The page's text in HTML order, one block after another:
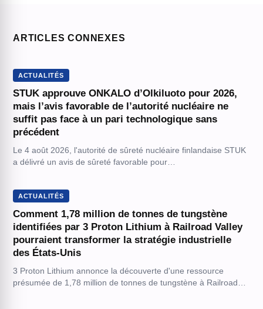
ARTICLES CONNEXES
ACTUALITÉS
STUK approuve ONKALO d’Olkiluoto pour 2026,
mais l’avis favorable de l’autorité nucléaire ne
suffit pas face à un pari technologique sans
précédent
Le 4 août 2026, l'autorité de sûreté nucléaire finlandaise STUK
a délivré un avis de sûreté favorable pour…
ACTUALITÉS
Comment 1,78 million de tonnes de tungstène
identifiées par 3 Proton Lithium à Railroad Valley
pourraient transformer la stratégie industrielle
des États-Unis
3 Proton Lithium annonce la découverte d'une ressource
présumée de 1,78 million de tonnes de tungstène à Railroad…